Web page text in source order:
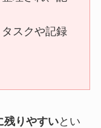
スクや記録
残りやすいとい